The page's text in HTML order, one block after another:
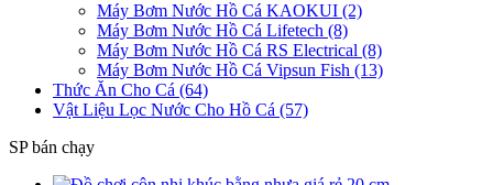
Máy Bơm Nước Hồ Cá KAOKUI (2)
Máy Bơm Nước Hồ Cá Lifetech (8)
Máy Bơm Nước Hồ Cá RS Electrical (8)
Máy Bơm Nước Hồ Cá Vipsun Fish (13)
Thức Ăn Cho Cá (64)
Vật Liệu Lọc Nước Cho Hồ Cá (57)
SP bán chạy